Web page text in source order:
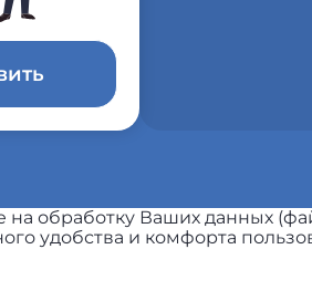
обработку Ваших данных
удобства и комфорта